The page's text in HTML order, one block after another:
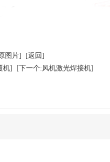
图片]
[返回]
机]
[下一个:风机激光焊接机]